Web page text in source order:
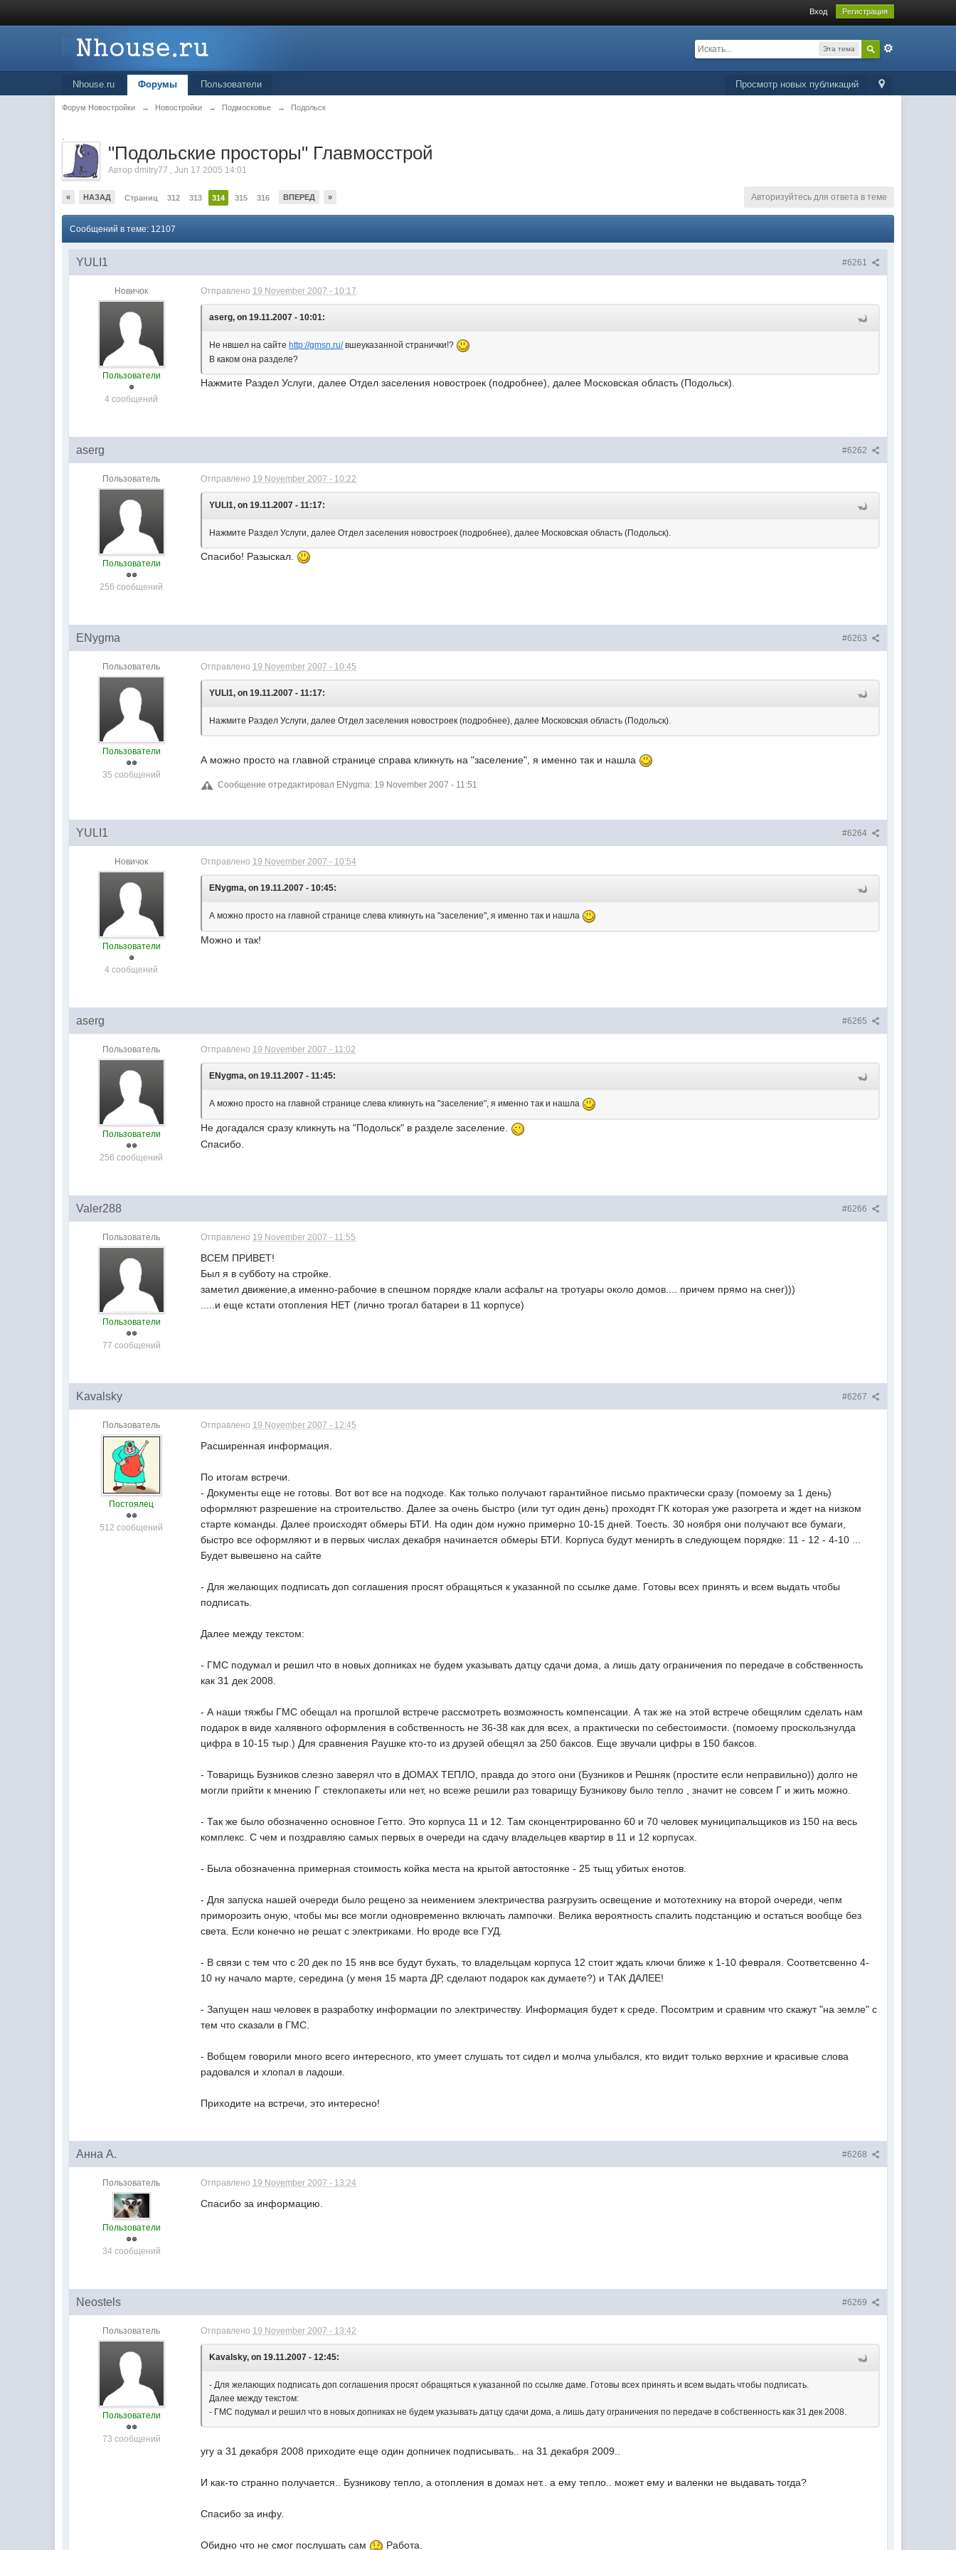
Вход Регистрация
Эта тема
Просмотр новых публикаций
Nhouse.ru Форумы Пользователи
Форум Новостройки → Новостройки → Подмосковье → Подольск
.
"Подольские просторы" Главмосстрой
Авторdmitry77 ,Jun 17 2005 14:01
« НАЗАД Страниц 312 313 314 315 316 ВПЕРЕД » Авторизуйтесь для ответа в теме
Сообщений в теме: 12107
#6261
YULI1
Новичок
Пользователи
4 сообщений
Отправлено 19 November 2007 - 10:17
aserg, on 19.11.2007 - 10:01:
Не нвшел на сайте http://gmsn.ru/вшеуказанной странички!?
В каком она разделе?
Нажмите Раздел Услуги, далее Отдел заселения новостроек (подробнее), далее Московская область (Подольск).
#6262
aserg
Пользователь
Пользователи
256 сообщений
Отправлено 19 November 2007 - 10:22
YULI1, on 19.11.2007 - 11:17:
Нажмите Раздел Услуги, далее Отдел заселения новостроек (подробнее), далее Московская область (Подольск).
Спасибо! Разыскал.
#6263
ENygma
Пользователь
Пользователи
35 сообщений
Отправлено 19 November 2007 - 10:45
YULI1, on 19.11.2007 - 11:17:
Нажмите Раздел Услуги, далее Отдел заселения новостроек (подробнее), далее Московская область (Подольск).
А можно просто на главной странице справа кликнуть на "заселение", я именно так и нашла
Сообщение отредактировал ENygma: 19 November 2007 - 11:51
#6264
YULI1
Новичок
Пользователи
4 сообщений
Отправлено 19 November 2007 - 10:54
ENygma, on 19.11.2007 - 10:45:
А можно просто на главной странице слева кликнуть на "заселение", я именно так и нашла
Можно и так!
#6265
aserg
Пользователь
Пользователи
256 сообщений
Отправлено 19 November 2007 - 11:02
ENygma, on 19.11.2007 - 11:45:
А можно просто на главной странице слева кликнуть на "заселение", я именно так и нашла
Не догадался сразу кликнуть на "Подольск" в разделе заселение.
Спасибо.
#6266
Valer288
Пользователь
Пользователи
77 сообщений
Отправлено 19 November 2007 - 11:55
ВСЕМ ПРИВЕТ!
Был я в субботу на стройке.
заметил движение,а именно-рабочие в спешном порядке клали асфальт на тротуары около домов.... причем прямо на снег)))
.....и еще кстати отопления НЕТ (лично трогал батареи в 11 корпусе)
#6267
Kavalsky
Пользователь
Постоялец
512 сообщений
Отправлено 19 November 2007 - 12:45
Расширенная информация.
По итогам встречи.
- Документы еще не готовы. Вот вот все на подходе. Как только получают гарантийное письмо практически сразу (помоему за 1 день)
оформляют разрешение на строительство. Далее за очень быстро (или тут один день) проходят ГК которая уже разогрета и ждет на низком
старте команды. Далее происходят обмеры БТИ. На один дом нужно примерно 10-15 дней. Тоесть. 30 ноября они получают все бумаги,
быстро все оформляют и в первых числах декабря начинается обмеры БТИ. Корпуса будут менирть в следующем порядке: 11 - 12 - 4-10 ...
Будет вывешено на сайте
- Для желающих подписать доп соглашения просят обращяться к указанной по ссылке даме. Готовы всех принять и всем выдать чтобы
подписать.
Далее между текстом:
- ГМС подумал и решил что в новых допниках не будем указывать датцу сдачи дома, а лишь дату ограничения по передаче в собственность
как 31 дек 2008.
- А наши тяжбы ГМС обещал на прогшлой встрече рассмотреть возможность компенсации. А так же на этой встрече обещялим сделать нам
подарок в виде халявного оформления в собственность не 36-38 как для всех, а практически по себестоимости. (помоему проскользнулда
цифра в 10-15 тыр.) Для сравнения Раушке кто-то из друзей обещял за 250 баксов. Еще звучали цифры в 150 баксов.
- Товарищь Бузников слезно заверял что в ДОМАХ ТЕПЛО, правда до этого они (Бузников и Решняк (простите если неправильно)) долго не
могли прийти к мнению Г стеклопакеты или нет, но всеже решили раз товарищу Бузникову было тепло , значит не совсем Г и жить можно.
- Так же было обозначенно основное Гетто. Это корпуса 11 и 12. Там сконцентрированно 60 и 70 человек муниципальщиков из 150 на весь
комплекс. С чем и поздравляю самых первых в очереди на сдачу владельцев квартир в 11 и 12 корпусах.
- Была обозначенна примерная стоимость койка места на крытой автостоянке - 25 тыщ убитых енотов.
- Для запуска нашей очереди было рещено за неимением электричества разгрузить освещение и мототехнику на второй очереди, чепм
приморозить оную, чтобы мы все могли одновременно включать лампочки. Велика вероятность спалить подстанцию и остаться вообще без
света. Если конечно не решат с электриками. Но вроде все ГУД.
- В связи с тем что с 20 дек по 15 янв все будут бухать, то владельцам корпуса 12 стоит ждать ключи ближе к 1-10 февраля. Соответсвенно 4-
10 ну начало марте, середина (у меня 15 марта ДР, сделают подарок как думаете?) и ТАК ДАЛЕЕ!
- Запущен наш человек в разработку информации по электричеству. Информация будет к среде. Посомтрим и сравним что скажут "на земле" с
тем что сказали в ГМС.
- Вобщем говорили много всего интересного, кто умеет слушать тот сидел и молча улыбался, кто видит только верхние и красивые слова
радовался и хлопал в ладоши.
Приходите на встречи, это интересно!
#6268
Анна А.
Пользователь
Пользователи
34 сообщений
Отправлено 19 November 2007 - 13:24
Спасибо за информацию.
#6269
Neostels
Пользователь
Пользователи
73 сообщений
Отправлено 19 November 2007 - 13:42
Kavalsky, on 19.11.2007 - 12:45:
- Для желающих подписать доп соглашения просят обращяться к указанной по ссылке даме. Готовы всех принять и всем выдать чтобы подписать.
Далее между текстом:
- ГМС подумал и решил что в новых допниках не будем указывать датцу сдачи дома, а лишь дату ограничения по передаче в собственность как 31 дек 2008.
угу а 31 декабря 2008 приходите еще один допничек подписывать.. на 31 декабря 2009..
И как-то странно получается.. Бузникову тепло, а отопления в домах нет.. а ему тепло.. может ему и валенки не выдавать тогда?
Спасибо за инфу.
Обидно что не смог послушать сам Работа.